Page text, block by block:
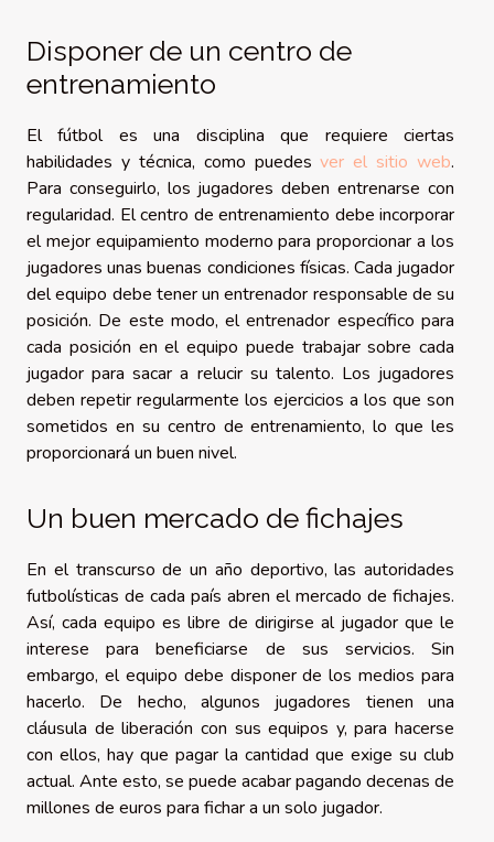
Disponer de un centro de
entrenamiento
El fútbol es una disciplina que requiere ciertas
habilidades y técnica, como puedesver el sitio web.
Para conseguirlo, los jugadores deben entrenarse con
regularidad. El centro de entrenamiento debe incorporar
el mejor equipamiento moderno para proporcionar a los
jugadores unas buenas condiciones físicas. Cada jugador
del equipo debe tener un entrenador responsable de su
posición. De este modo, el entrenador específico para
cada posición en el equipo puede trabajar sobre cada
jugador para sacar a relucir su talento. Los jugadores
deben repetir regularmente los ejercicios a los que son
sometidos en su centro de entrenamiento, lo que les
proporcionará un buen nivel.
Un buen mercado de fichajes
En el transcurso de un año deportivo, las autoridades
futbolísticas de cada país abren el mercado de fichajes.
Así, cada equipo es libre de dirigirse al jugador que le
interese para beneficiarse de sus servicios. Sin
embargo, el equipo debe disponer de los medios para
hacerlo. De hecho, algunos jugadores tienen una
cláusula de liberación con sus equipos y, para hacerse
con ellos, hay que pagar la cantidad que exige su club
actual. Ante esto, se puede acabar pagando decenas de
millones de euros para fichar a un solo jugador.